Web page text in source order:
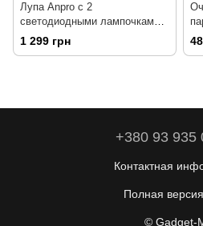
Лупа Anpro с 2
светодиодными лампочками и
5 линзами
1 299 грн
+380 93 935
Контактная
Полная
© Gadget-